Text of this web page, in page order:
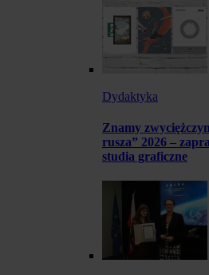
Dydaktyka
Znamy
rusza” 2026 –
studia graficzne